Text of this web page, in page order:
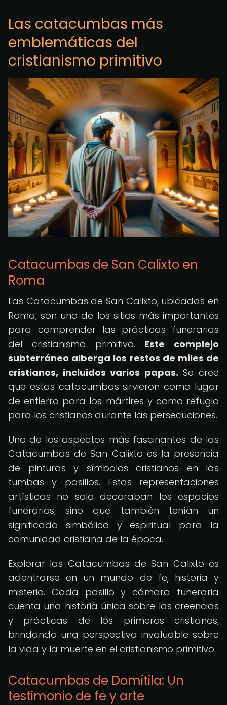
Las catacumbas más
emblemáticas del
cristianismo primitivo
Catacumbas de San Calixto en
Roma
Las Catacumbas de San Calixto, ubicadas en
Roma, son uno de los sitios más importantes
para comprender las prácticas funerarias
del cristianismo primitivo. Este complejo
subterráneo alberga los restos de miles de
cristianos, incluidos varios papas. Se cree
que estas catacumbas sirvieron como lugar
de entierro para los mártires y como refugio
para los cristianos durante las persecuciones.
Uno de los aspectos más fascinantes de las
Catacumbas de San Calixto es la presencia
de pinturas y símbolos cristianos en las
tumbas y pasillos. Estas representaciones
artísticas no solo decoraban los espacios
funerarios, sino que también tenían un
significado simbólico y espiritual para la
comunidad cristiana de la época.
Explorar las Catacumbas de San Calixto es
adentrarse en un mundo de fe, historia y
misterio. Cada pasillo y cámara funeraria
cuenta una historia única sobre las creencias
y prácticas de los primeros cristianos,
brindando una perspectiva invaluable sobre
la vida y la muerte en el cristianismo primitivo.
Catacumbas de Domitila: Un
testimonio de fe y arte